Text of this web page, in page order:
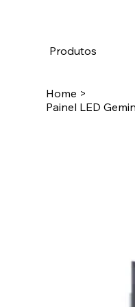
Produtos
Home >
Painel LED